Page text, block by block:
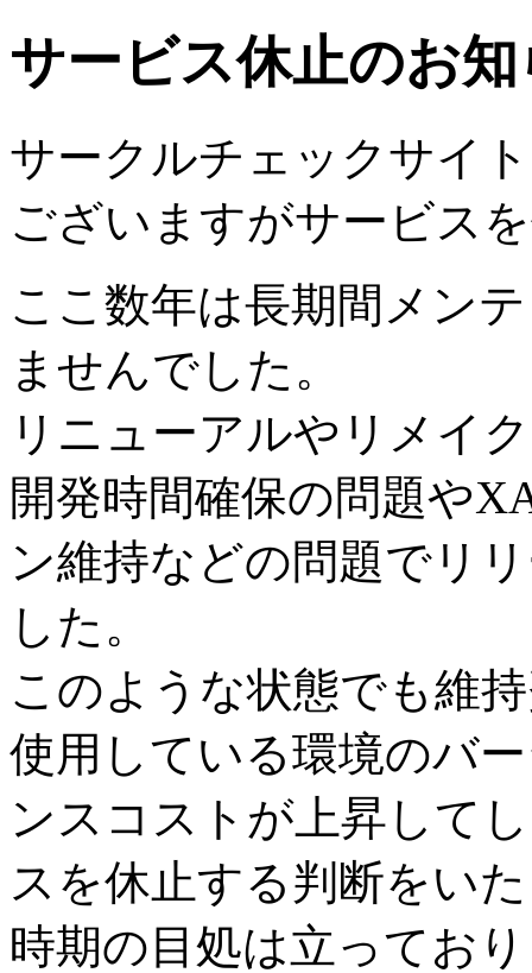
サービス休止のお
サークルチェックサイ
ございますがサービス
ここ数年は長期間メン
ませんでした。
リニューアルやリメイ
開発時間確保の問題や
ン維持などの問題でリ
した。
このような状態でも維
使用している環境のバ
ンスコストが上昇して
スを休止する判断をい
時期の目処は立ってお